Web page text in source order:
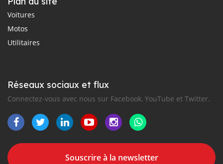
Voitures
Motos
Utilitaires
Réseaux sociaux et flux
Connectez-vous avec nous sur Facebook, YouTube et Twitter.
Souscrire à la newsletter